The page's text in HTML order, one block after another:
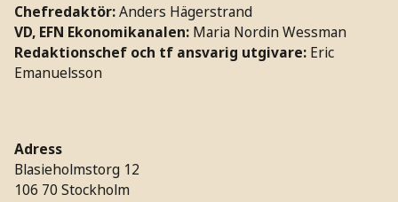
Chefredaktör:Anders Hägerstrand
VD, EFN Ekonomikanalen: Maria Nordin Wessman
Redaktionschef och tf ansvarig utgivare: Eric
Emanuelsson
Adress
Blasieholmstorg 12
106 70 Stockholm